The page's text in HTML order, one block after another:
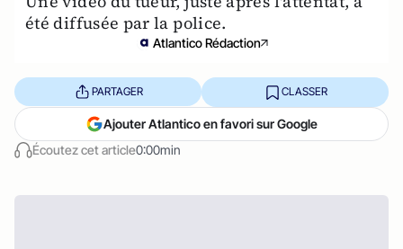
été diffusée par la police.
Atlantico Rédaction
Écoutez cet article0:00min
PARTAGER CLASSER
Ajouter Atlantico en favori sur Google